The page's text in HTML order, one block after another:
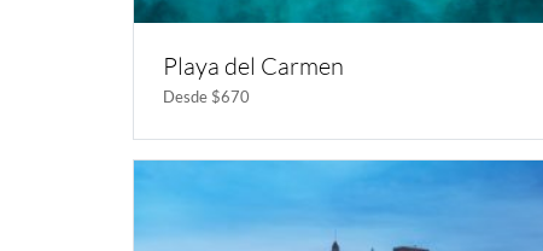
Playa del Carmen
Desde $670